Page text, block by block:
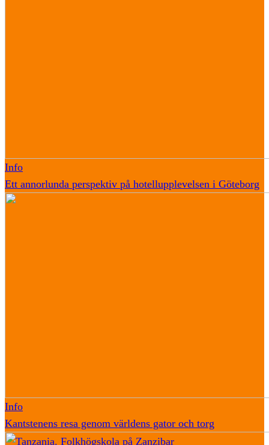
Info
Ett annorlunda perspektiv på hotellupplevelsen i Göteborg
Info
Kantstenens resa genom världens gator och torg